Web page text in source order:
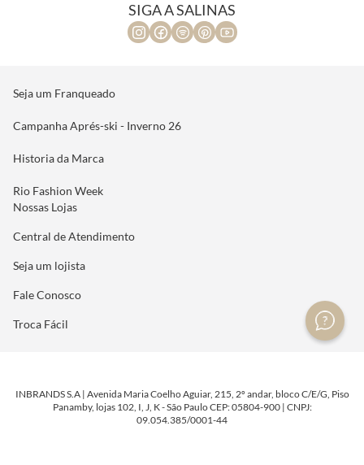
SIGA A SALINAS
Seja um Franqueado
Campanha Aprés-ski - Inverno 26
Historia da Marca
Rio Fashion Week
Nossas Lojas
Central de Atendimento
Seja um lojista
Fale Conosco
Troca Fácil
INBRANDS S.A | Avenida Maria Coelho Aguiar, 215, 2º andar, bloco C/E/G, Piso
Panamby, lojas 102, I, J, K - São Paulo CEP: 05804-900 | CNPJ:
09.054.385/0001-44